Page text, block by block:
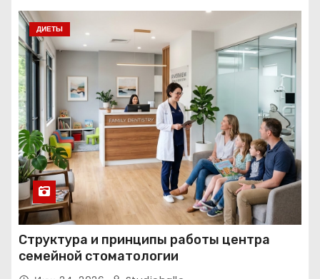
ДИЕТЫ
Структура и принципы работы центра
семейной стоматологии